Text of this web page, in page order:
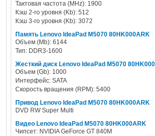
Тактовая частота (MHz): 1900
Кэш 2-го уровня (Kb): 512
Кэш 3-го уровня (Kb): 3072
Память Lenovo IdeaPad M5070 80HK000ARK
Объем (Mb): 6144
Тип: DDR3-1600
Жесткий диск Lenovo IdeaPad M5070
Объем (Gb): 1000
Интерфейс: SATA
Скорость вращения (RPM): 5400
Привод Lenovo IdeaPad M5070 80HK000ARK
DVD RW Super Multi
Видео Lenovo IdeaPad M5070 80HK000ARK
Чипсет: NVIDIA GeForce GT 840M